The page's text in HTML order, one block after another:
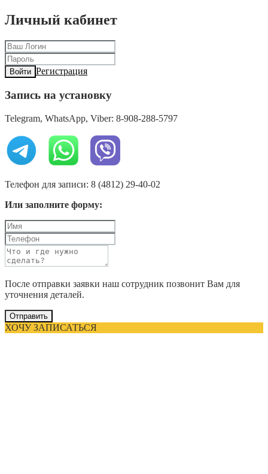
Личный кабинет
Войти Регистрация
Запись на установку
Telegram, WhatsApp, Viber: 8-908-288-5797
Телефон для записи: 8 (4812) 29-40-02
Или заполните форму:
После отправки заявки наш сотрудник позвонит Вам для
уточнения деталей.
Отправить
ХОЧУ ЗАПИСАТЬСЯ